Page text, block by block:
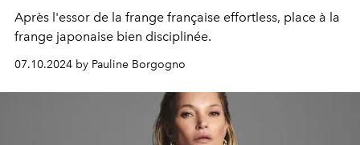
Après l'essor de la frange française effortless, place à la
frange japonaise bien disciplinée.
07.10.2024 by Pauline Borgogno